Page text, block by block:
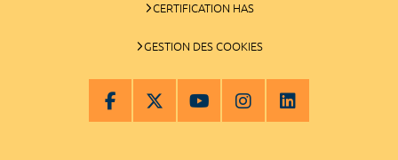
CERTIFICATION HAS
GESTION DES COOKIES